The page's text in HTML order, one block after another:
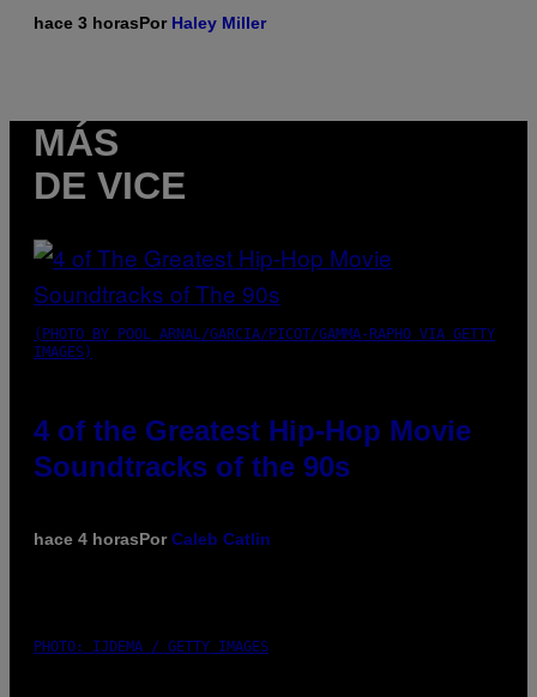
hace 3 horasPor Haley Miller
MÁS
DE VICE
(PHOTO BY POOL ARNAL/GARCIA/PICOT/GAMMA-RAPHO VIA GETTY
IMAGES)
4 of the Greatest Hip-Hop Movie
Soundtracks of the 90s
hace 4 horasPorCaleb Catlin
PHOTO: IJDEMA / GETTY IMAGES